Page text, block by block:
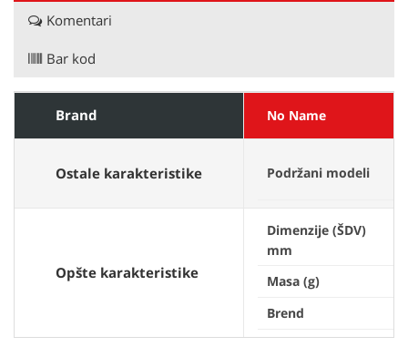
Komentari
Bar kod
Brand No Name
Ostale karakteristike Podržani modeli
Opšte karakteristike
Dimenzije (ŠDV)
mm
Masa (g)
Brend